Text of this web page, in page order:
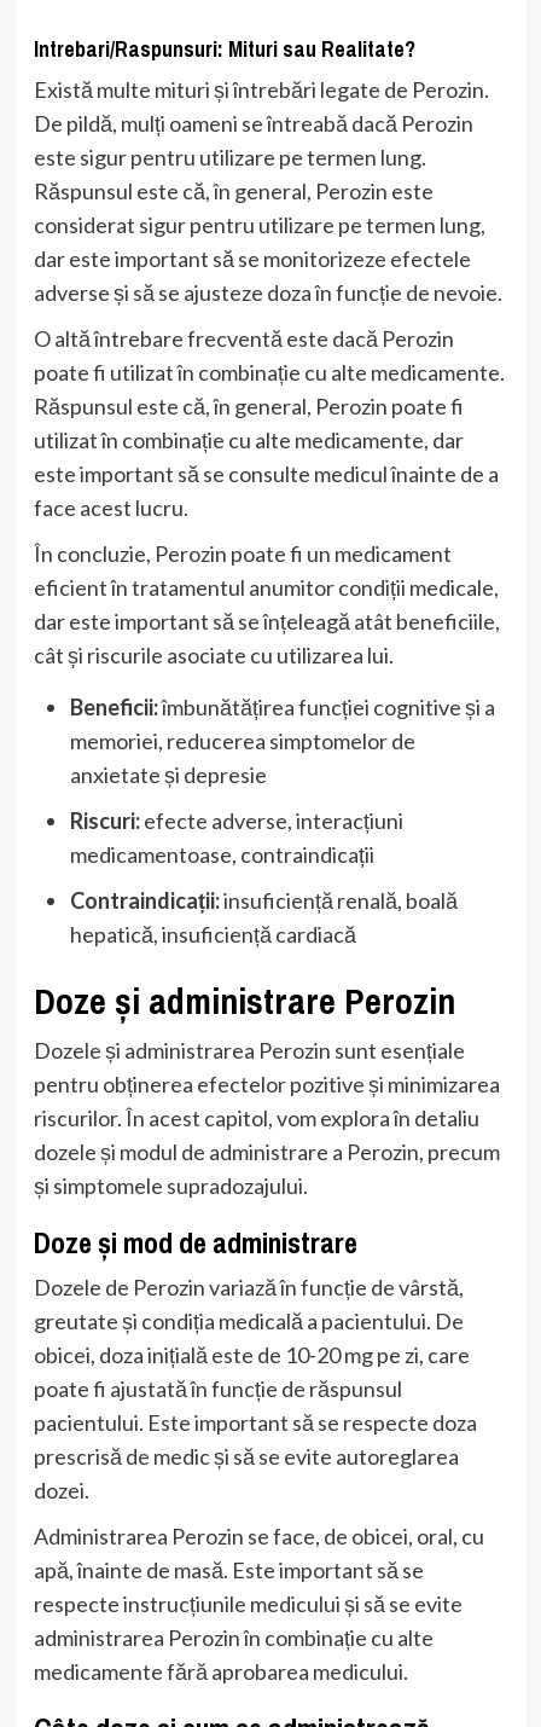
Intrebari/Raspunsuri: Mituri sau Realitate?
Există multe mituri și întrebări legate de Perozin.
De pildă, mulți oameni se întreabă dacă Perozin
este sigur pentru utilizare pe termen lung.
Răspunsul este că, în general, Perozin este
considerat sigur pentru utilizare pe termen lung,
dar este important să se monitorizeze efectele
adverse și să se ajusteze doza în funcție de nevoie.
O altă întrebare frecventă este dacă Perozin
poate fi utilizat în combinație cu alte medicamente.
Răspunsul este că, în general, Perozin poate fi
utilizat în combinație cu alte medicamente, dar
este important să se consulte medicul înainte de a
face acest lucru.
În concluzie, Perozin poate fi un medicament
eficient în tratamentul anumitor condiții medicale,
dar este important să se înțeleagă atât beneficiile,
cât și riscurile asociate cu utilizarea lui.
Beneficii:îmbunătățirea funcției cognitive și a
memoriei, reducerea simptomelor de
anxietate și depresie
Riscuri:efecte adverse, interacțiuni
medicamentoase, contraindicații
Contraindicații:insuficiență renală, boală
hepatică, insuficiență cardiacă
Doze și administrare Perozin
Dozele și administrarea Perozin sunt esențiale
pentru obținerea efectelor pozitive și minimizarea
riscurilor. În acest capitol, vom explora în detaliu
dozele și modul de administrare a Perozin, precum
și simptomele supradozajului.
Doze și mod de administrare
Dozele de Perozin variază în funcție de vârstă,
greutate și condiția medicală a pacientului. De
obicei, doza inițială este de 10-20 mg pe zi, care
poate fi ajustată în funcție de răspunsul
pacientului. Este important să se respecte doza
prescrisă de medic și să se evite autoreglarea
dozei.
Administrarea Perozin se face, de obicei, oral, cu
apă, înainte de masă. Este important să se
respecte instrucțiunile medicului și să se evite
administrarea Perozin în combinație cu alte
medicamente fără aprobarea medicului.